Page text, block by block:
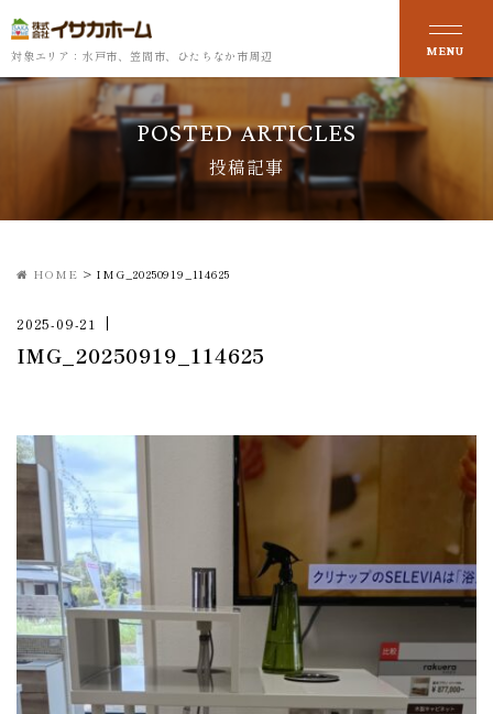
対象エリア：水戸市、笠間市、ひたちなか市周辺
POSTED ARTICLES
投稿記事
HOME > IMG_20250919_114625
2025-09-21
IMG_20250919_114625